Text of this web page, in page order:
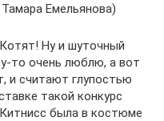
Емельянова)
Ну и шуточный
то очень люблю, а вот
и считают глупостью
такой конкурс
была в костюме